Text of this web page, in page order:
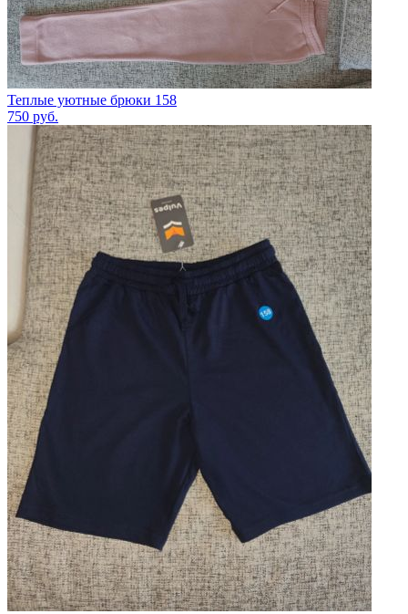
Теплые уютные брюки 158
750 руб.